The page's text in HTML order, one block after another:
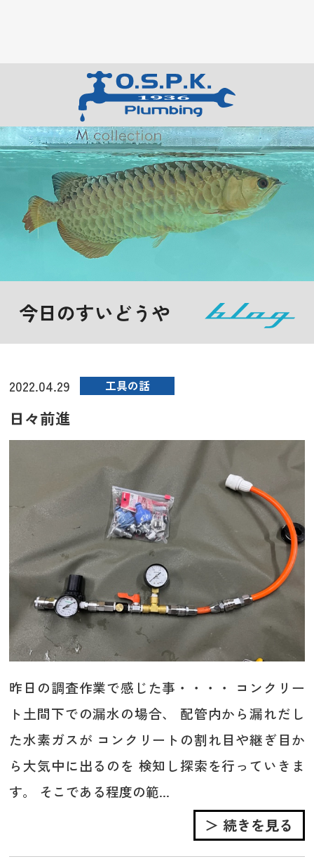
今日のすいどうや
2022.04.29 工具の話
日々前進
昨日の調査作業で感じた事・・・・ コンクリー
ト土間下での漏水の場合、 配管内から漏れだし
た水素ガスが コンクリートの割れ目や継ぎ目か
ら大気中に出るのを 検知し探索を行っていきま
す。 そこである程度の範...
＞ 続きを見る